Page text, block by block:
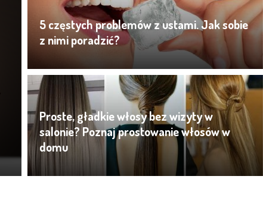
5 częstych problemów z ustami. Jak sobie
z nimi poradzić?
Proste, gładkie włosy bez wizyty w
salonie? Poznaj prostowanie włosów w
domu